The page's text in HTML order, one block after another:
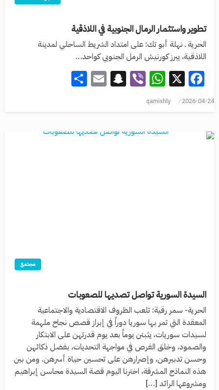
تطوير واستثمار الرمال الجنوبية في اللاذقية
الحرية ـ نهلة أبو تك: على امتداد الشريط الساحلي لمدينة
اللاذقية، يبرز كورنيش الرمل الجنوبي كواحد…
Facebook
X
WhatsApp
Viber
Snapchat
Email
2026-04-24
qamishly
مجتمع
السيدة السورية تواصل تصديها للصعوبات
الحرية- سمر رقية: تلعب الظروف الاقتصادية والاجتماعية
المعقدة التي تمر بها سوريا دوراً في إبراز قصص نجاح ملهمة
لسيدات سوريات، يثبتن يوماً بعد يوم قدرتهن على الابتكار
والصمود، وخلق الفرص في مواجهة التحديات، بفضل ذكائهن
وحسن تدبيرهن، وإصرارهن على تحسين حياة أسرهن. ومن بين
هذه النماذج المشرقة، اخترنا اليوم قصة السيدة محاسن إبراهيم
ومشروعها الرائد […]